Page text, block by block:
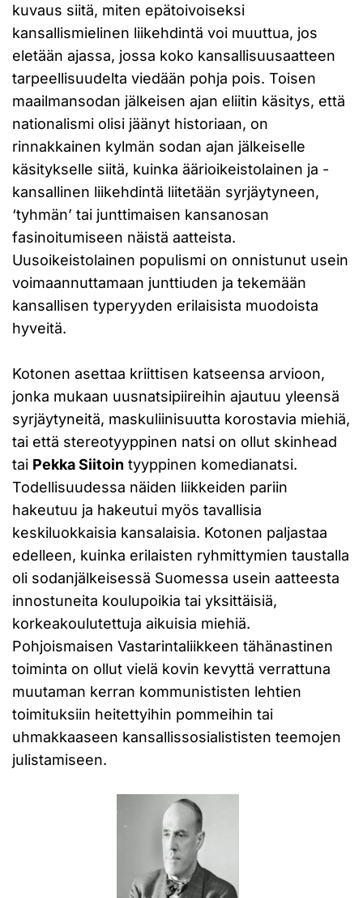
kuvaus siitä, miten epätoivoiseksi
kansallismielinen liikehdintä voi muuttua, jos
eletään ajassa, jossa koko kansallisuusaatteen
tarpeellisuudelta viedään pohja pois. Toisen
maailmansodan jälkeisen ajan eliitin käsitys, että
nationalismi olisi jäänyt historiaan, on
rinnakkainen kylmän sodan ajan jälkeiselle
käsitykselle siitä, kuinka äärioikeistolainen ja -
kansallinen liikehdintä liitetään syrjäytyneen,
‘tyhmän’ tai junttimaisen kansanosan
fasinoitumiseen näistä aatteista.
Uusoikeistolainen populismi on onnistunut usein
voimaannuttamaan junttiuden ja tekemään
kansallisen typeryyden erilaisista muodoista
hyveitä.
Kotonen asettaa kriittisen katseensa arvioon,
jonka mukaan uusnatsipiireihin ajautuu yleensä
syrjäytyneitä, maskuliinisuutta korostavia miehiä,
tai että stereotyyppinen natsi on ollut skinhead
tai Pekka Siitoin tyyppinen komedianatsi.
Todellisuudessa näiden liikkeiden pariin
hakeutuu ja hakeutui myös tavallisia
keskiluokkaisia kansalaisia. Kotonen paljastaa
edelleen, kuinka erilaisten ryhmittymien taustalla
oli sodanjälkeisessä Suomessa usein aatteesta
innostuneita koulupoikia tai yksittäisiä,
korkeakoulutettuja aikuisia miehiä.
Pohjoismaisen Vastarintaliikkeen tähänastinen
toiminta on ollut vielä kovin kevyttä verrattuna
muutaman kerran kommunististen lehtien
toimituksiin heitettyihin pommeihin tai
uhmakkaaseen kansallissosialististen teemojen
julistamiseen.